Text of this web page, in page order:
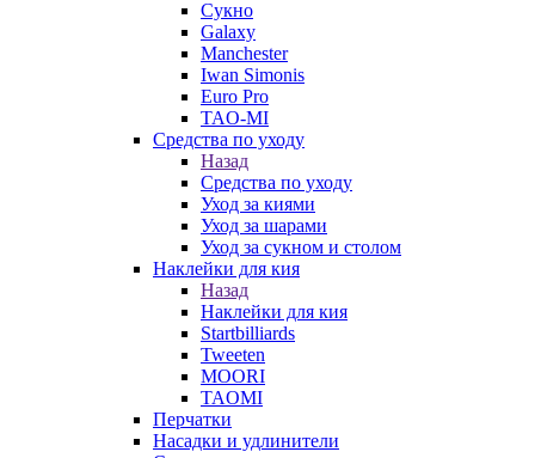
Сукно
Galaxy
Manchester
Iwan Simonis
Euro Pro
TAO-MI
Средства по уходу
Назад
Средства по уходу
Уход за киями
Уход за шарами
Уход за сукном и столом
Наклейки для кия
Назад
Наклейки для кия
Startbilliards
Tweeten
MOORI
TAOMI
Перчатки
Насадки и удлинители